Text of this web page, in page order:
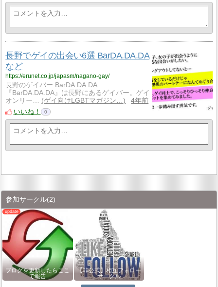
長野でゲイの出会い6選 BarDA.DA.DA
など
https://erunet.co.jp/japasm/nagano-gay/
長野のゲイバー BarDA.DA.DA
『BarDA.DA.DA』は長野にあるゲイバー。ゲイ
オンリー…
ゲイ向けLGBTマガジン…
4年前
いいね！
0
参加サークル(2)
ブログを更新したらここ
で報告
【非公式】相互フォロー
サークル